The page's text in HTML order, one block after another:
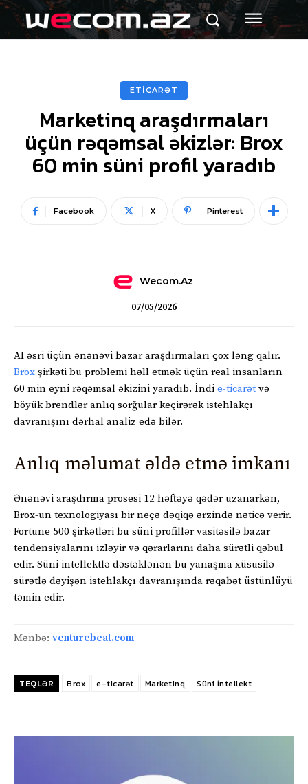
ETİCARƏT
Marketinq araşdırmaları
üçün rəqəmsal əkizlər: Brox
60 min süni profil yaradıb
Facebook X Pinterest
Wecom.az
07/05/2026
AI əsri üçün ənənəvi bazar araşdırmaları çox ləng qalır.
Brox şirkəti bu problemi həll etmək üçün real insanların
60 min eyni rəqəmsal əkizini yaradıb. İndi e-ticarət və
böyük brendlər anlıq sorğular keçirərək istehlakçı
davranışını dərhal analiz edə bilər.
Anlıq məlumat əldə etmə imkanı
Ənənəvi araşdırma prosesi 12 həftəyə qədər uzanarkən,
Brox-un texnologiyası bir neçə dəqiqə ərzində nəticə verir.
Fortune 500 şirkətləri bu süni profillər vasitəsilə bazar
tendensiyalarını izləyir və qərarlarını daha sürətli qəbul
edir. Süni intellektlə dəstəklənən bu yanaşma xüsusilə
sürətlə dəyişən istehlakçı davranışında rəqabət üstünlüyü
təmin edir.
Mənbə: venturebeat.com
TEQLƏR Brox e-ticarət Marketinq Süni İntellekt